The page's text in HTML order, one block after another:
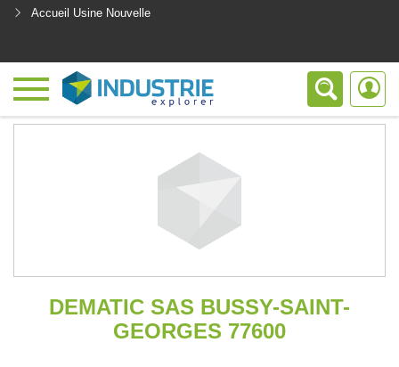
Accueil Usine Nouvelle
DEMATIC SAS BUSSY-SAINT-
GEORGES 77600